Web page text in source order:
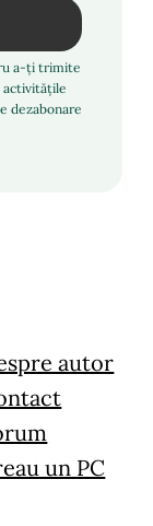
a-ți trimite
dezabonare
autor
un PC